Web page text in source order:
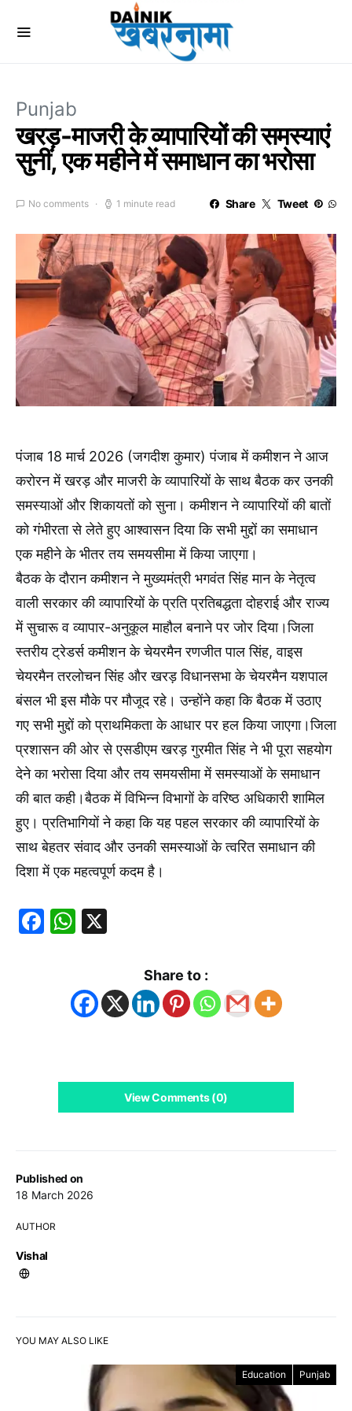
Punjab
खरड़-माजरी के व्यापारियों की समस्याएं
सुनीं, एक महीने में समाधान का भरोसा
No comments 1 minute read Share Tweet
Published on
18 March 2026
AUTHOR
Vishal
पंजाब 18 मार्च 2026 (जगदीश कुमार) पंजाब में कमीशन ने आज
करोरन में खरड़ और माजरी के व्यापारियों के साथ बैठक कर उनकी
समस्याओं और शिकायतों को सुना। कमीशन ने व्यापारियों की बातों
को गंभीरता से लेते हुए आश्वासन दिया कि सभी मुद्दों का समाधान
एक महीने के भीतर तय समयसीमा में किया जाएगा।
बैठक के दौरान कमीशन ने मुख्यमंत्री भगवंत सिंह मान के नेतृत्व
वाली सरकार की व्यापारियों के प्रति प्रतिबद्धता दोहराई और राज्य
में सुचारू व व्यापार-अनुकूल माहौल बनाने पर जोर दिया।जिला
स्तरीय ट्रेडर्स कमीशन के चेयरमैन रणजीत पाल सिंह, वाइस
चेयरमैन तरलोचन सिंह और खरड़ विधानसभा के चेयरमैन यशपाल
बंसल भी इस मौके पर मौजूद रहे। उन्होंने कहा कि बैठक में उठाए
गए सभी मुद्दों को प्राथमिकता के आधार पर हल किया जाएगा।जिला
प्रशासन की ओर से एसडीएम खरड़ गुरमीत सिंह ने भी पूरा सहयोग
देने का भरोसा दिया और तय समयसीमा में समस्याओं के समाधान
की बात कही।बैठक में विभिन्न विभागों के वरिष्ठ अधिकारी शामिल
हुए। प्रतिभागियों ने कहा कि यह पहल सरकार की व्यापारियों के
साथ बेहतर संवाद और उनकी समस्याओं के त्वरित समाधान की
दिशा में एक महत्वपूर्ण कदम है।
Facebook
WhatsApp
Share to :
View Comments (0)
YOU MAY ALSO LIKE
Education Punjab